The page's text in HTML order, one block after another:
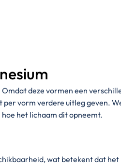
deze vormen een
vorm verdere uitleg geven.
het lichaam dit opneemt.
wat betekent dat het